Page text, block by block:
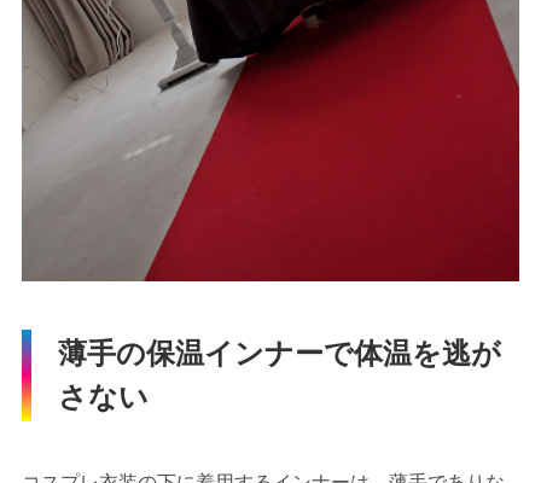
薄手の保温インナーで体温を逃が
さない